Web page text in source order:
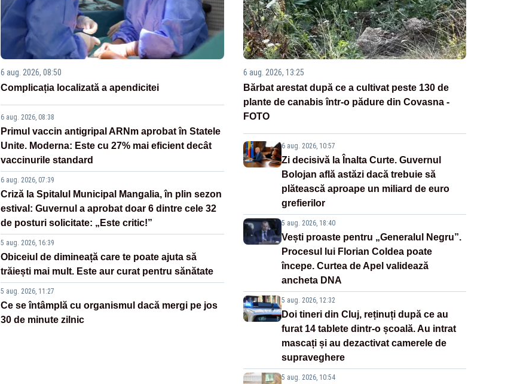
6 aug. 2026, 08:50
Complicația localizată a apendicitei
6 aug. 2026, 08:38
Primul vaccin antigripal ARNm aprobat în Statele
Unite. Moderna: Este cu 27% mai eficient decât
vaccinurile standard
6 aug. 2026, 07:39
Criză la Spitalul Municipal Mangalia, în plin sezon
estival: Guvernul a aprobat doar 6 dintre cele 32
de posturi solicitate: „Este critic!”
5 aug. 2026, 16:39
Obiceiul de dimineață care te poate ajuta să
trăiești mai mult. Este aur curat pentru sănătate
5 aug. 2026, 11:27
Ce se întâmplă cu organismul dacă mergi pe jos
30 de minute zilnic
6 aug. 2026, 13:25
Bărbat arestat după ce a cultivat peste 130 de
plante de canabis într-o pădure din Covasna -
FOTO
6 aug. 2026, 10:57
Zi decisivă la Înalta Curte. Guvernul
Bolojan află astăzi dacă trebuie să
plătească aproape un miliard de euro
grefierilor
5 aug. 2026, 18:40
Vești proaste pentru „Generalul Negru”.
Procesul lui Florian Coldea poate
începe. Curtea de Apel validează
ancheta DNA
5 aug. 2026, 12:32
Doi tineri din Cluj, reținuți după ce au
furat 14 tablete dintr-o școală. Au intrat
mascați și au dezactivat camerele de
supraveghere
5 aug. 2026, 10:54